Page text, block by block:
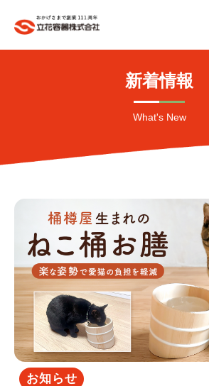
新着情報
What's New
お知らせ